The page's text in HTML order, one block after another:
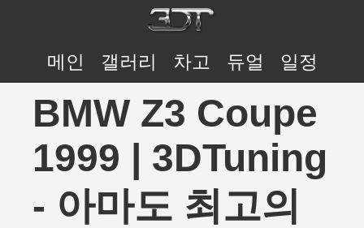
메인 갤러리 차고 듀얼 일정
BMW Z3 Coupe
1999 | 3DTuning
- 아마도 최고의